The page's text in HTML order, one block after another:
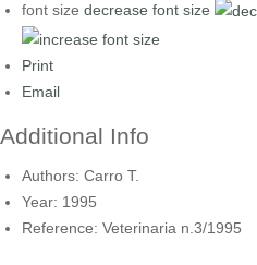
font size decrease font size
Print
Email
Additional Info
Authors: Carro T.
Year: 1995
Reference: Veterinaria n.3/1995